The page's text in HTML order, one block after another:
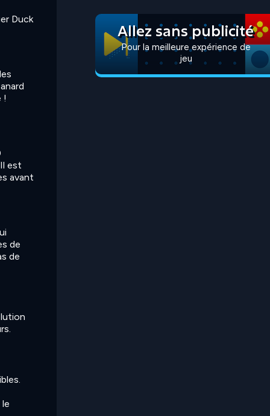
Duck
!
est
avant
de
de
Allez sans publicité
Pour la meilleure expérience de
jeu